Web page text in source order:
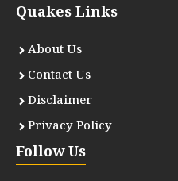
Quakes Links
About Us
Contact Us
Disclaimer
Privacy Policy
Follow Us